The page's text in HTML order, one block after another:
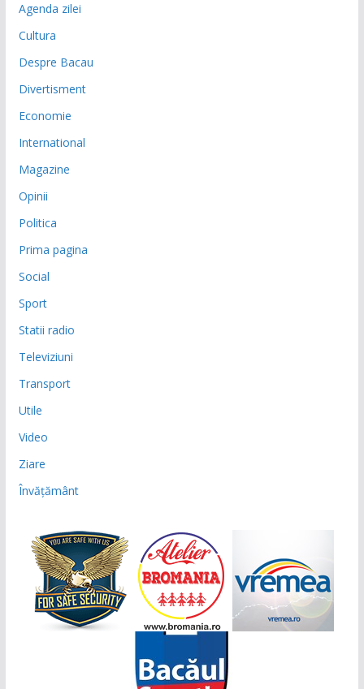
Agenda zilei
Cultura
Despre Bacau
Divertisment
Economie
International
Magazine
Opinii
Politica
Prima pagina
Social
Sport
Statii radio
Televiziuni
Transport
Utile
Video
Ziare
Învățământ